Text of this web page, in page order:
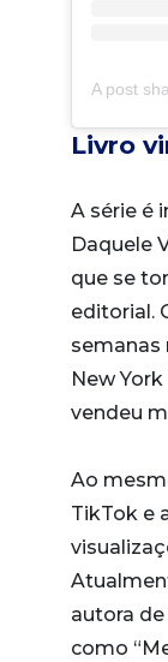
Livro
A série é
Daquele
que se
editorial.
semanas
New
vendeu
Ao
TikTok e
autora
como